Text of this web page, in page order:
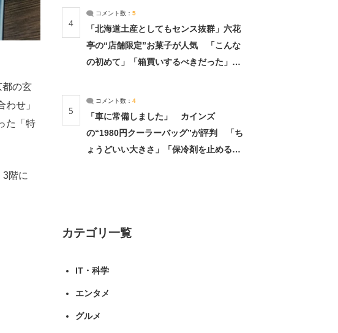
都の玄
せ」
た「特
階に
4
コメント数： 5
「北海道土産としてもセンス抜群」六花
亭の“店舗限定”お菓子が人気 「こんな
の初めて」「箱買いするべきだった」
5
コメント数： 4
「車に常備しました」 カインズ
の“1980円クーラーバッグ”が評判 「ち
ょうどいい大きさ」「保冷剤を止めるベ
カテゴリ一覧
IT・科学
エンタメ
グルメ